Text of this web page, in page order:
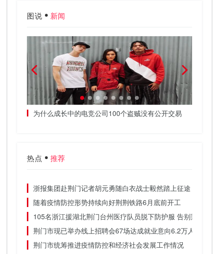
图说 新闻
为什么成长中的电竞公司100个盗贼没有公开交易
热点 推荐
浙报集团赴荆门记者胡元勇随白衣战士毅然踏上征途
随着疫情防控形势持续向好荆荆铁路6月底前开工
105名浙江援湖北荆门台州医疗队员脱下防护服 告别荆门的
荆门市现已举办线上招聘会67场达成就业意向6.2万人
荆门市统筹推进疫情防控和经济社会发展工作情况